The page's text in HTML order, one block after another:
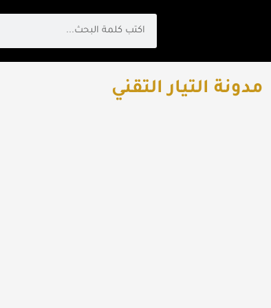
مدونة التيار التقني